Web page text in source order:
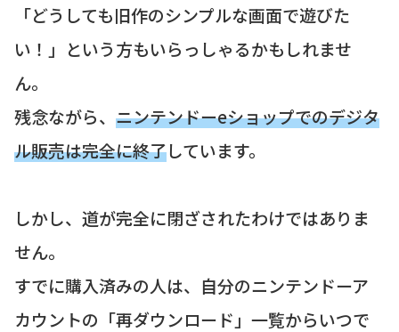
「どうしても旧作のシンプルな画面で遊びた
い！」という方もいらっしゃるかもしれませ
ん。
残念ながら、 ニンテンドーeショップでのデジタ
ル販売は完全に終了しています。
しかし、道が完全に閉ざされたわけではありま
せん。
すでに購入済みの人は、自分のニンテンドーア
カウントの「再ダウンロード」一覧からいつで